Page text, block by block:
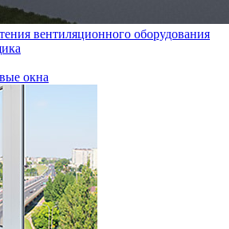
вентиляционного оборудования
окна